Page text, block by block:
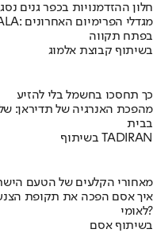
חלון ההזדמנויות בכפר גנים
בפתח תקווה
בשיתוף קבוצת אלמוג
כך תחסכו בחשמל בלי להזיע
מהפכת האנרגיה של תדיראן:
בבית
בשיתוף TADIRAN
מאחורי הקלעים של הטעם
לאומי?
בשיתוף אסם